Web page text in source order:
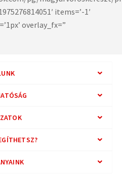
items=’-1′
overlay_fx=”